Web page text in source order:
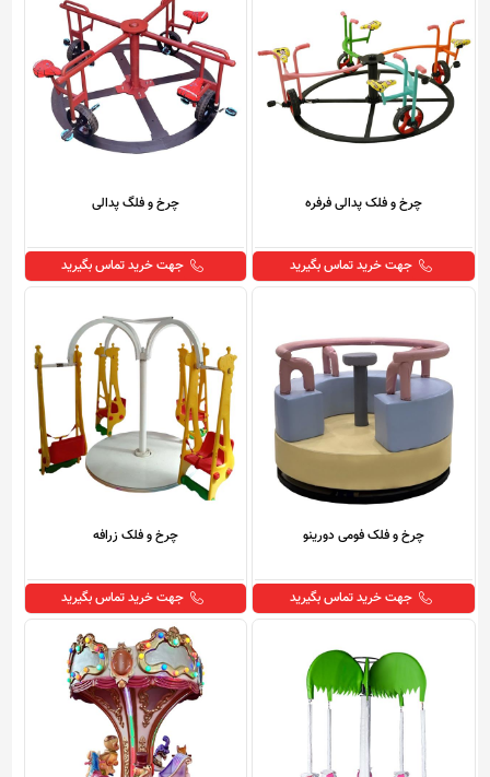
چرخ و فلک پدالی فرفره
جهت خرید تماس بگیرید
چرخ و فلگ پدالی
جهت خرید تماس بگیرید
چرخ و فلک فومی دورینو
جهت خرید تماس بگیرید
چرخ و فلک زرافه
جهت خرید تماس بگیرید